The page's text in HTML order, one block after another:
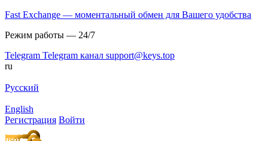
Fast Exchange — моментальный обмен для Вашего удобства
Режим работы — 24/7
Telegram Telegram канал support@keys.top
ru
Русский
English
Регистрация Войти